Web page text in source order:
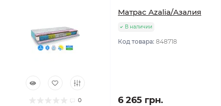
0
Матрас Azalia/Азалия
В наличии
Код товара: 848718
6 265 грн.